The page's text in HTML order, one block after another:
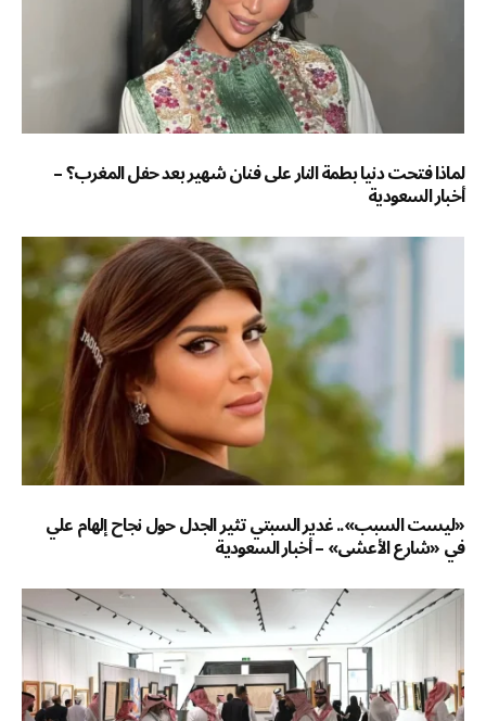
لماذا فتحت دنيا بطمة النار على فنان شهير بعد حفل المغرب؟ –
أخبار السعودية
«ليست السبب».. غدير السبتي تثير الجدل حول نجاح إلهام علي
في «شارع الأعشى» – أخبار السعودية